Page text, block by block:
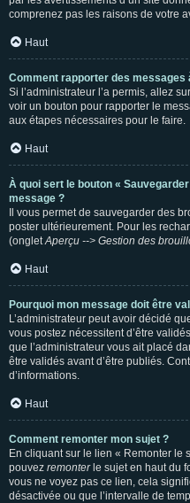
comprenez pas les raisons de votre
Haut
Comment rapporter des messages
Si l’administrateur l’a permis, allez
voir un bouton pour rapporter le
aux étapes nécessaires pour le faire.
Haut
À quoi sert le bouton «
message ?
Il vous permet de sauvegarder des
poster ultérieurement. Pour les
(ongletAperçu --> Gestion des
Haut
Pourquoi mon message doit être
L’administrateur peut avoir décidé
vous postez nécessitent d’être
que l’administrateur vous ait placé
être validés avant d’être publiés.
d’informations.
Haut
Comment remonter mon sujet ?
En cliquant sur le lien « Remonter le
pouvez remonterle sujet en haut du
vous ne voyez pas ce lien, cela
désactivée ou que l’intervalle de